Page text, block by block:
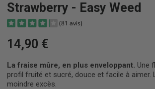
Strawberry - Easy Weed
14,90 €
La fraise mûre, en plus enveloppant. Une
profil fruité et sucré, douce et facile à aimer.
moindre excès.